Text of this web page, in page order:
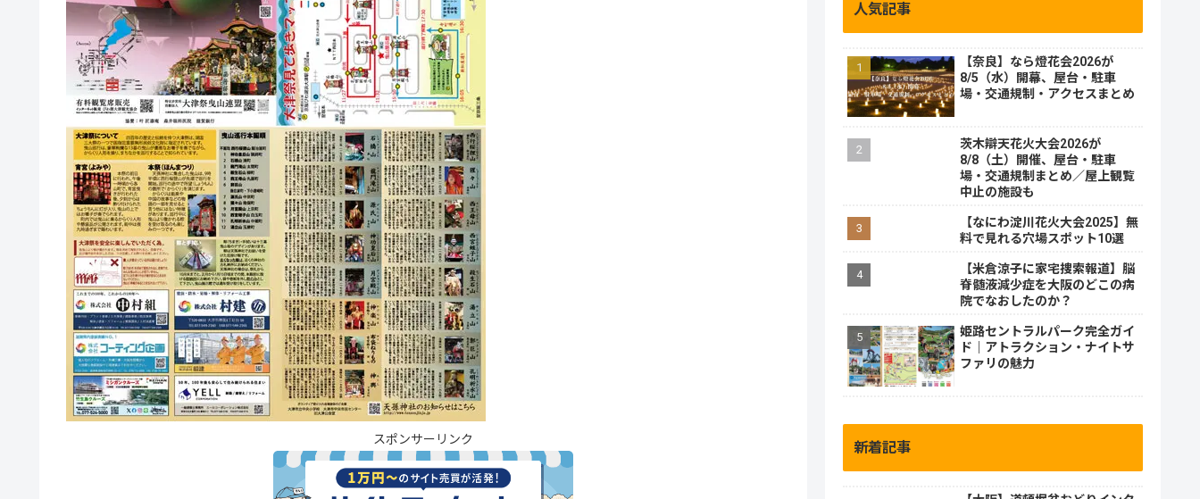
スポンサーリンク
人気記事
【奈良】なら燈花会2026が
8/5（水）開幕、屋台・駐車
場・交通規制・アクセスまとめ
茨木辯天花火大会2026が
8/8（土）開催、屋台・駐車
場・交通規制まとめ／屋上観覧
中止の施設も
【なにわ淀川花火大会2025】無
料で見れる穴場スポット10選
【米倉涼子に家宅捜索報道】脳
脊髄液減少症を大阪のどこの病
院でなおしたのか？
姫路セントラルパーク完全ガイ
ド｜アトラクション・ナイトサ
ファリの魅力
新着記事